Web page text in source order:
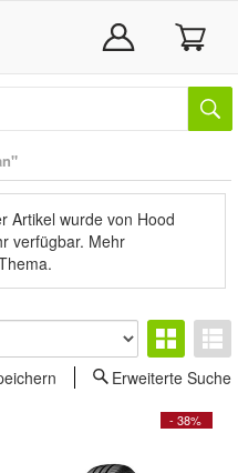
Artikel wurde von Hood
verfügbar. Mehr
Erweiterte Suche
- 38%